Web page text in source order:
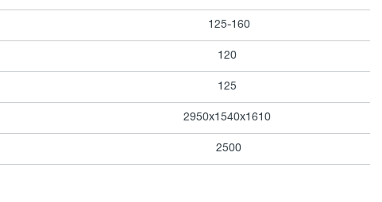
125-160
120
125
2950х1540х1610
2500